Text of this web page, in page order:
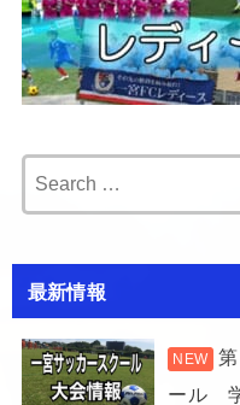
最新情報
ール